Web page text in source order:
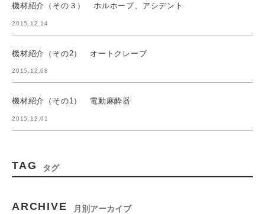
機材紹介（その３） ホルホープ、アシデント
2015.12.14
機材紹介（その2） オートクレーブ
2015.12.08
機材紹介（その1） 電動麻酔器
2015.12.01
TAG タグ
ARCHIVE 月別アーカイブ